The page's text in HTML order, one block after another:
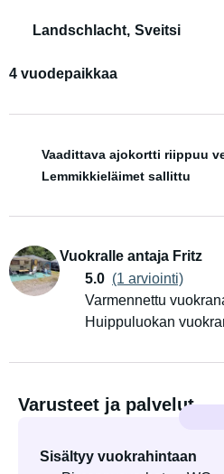
Landschlacht, Sveitsi
4 vuodepaikkaa
Vaadittava ajokortti riippuu
Lemmikkieläimet sallittu
Vuokralle antaja Fritz
5.0 (1 arviointi)
Varmennettu
Huippuluokan
Varusteet ja palvelut
Sisältyy vuokrahintaan